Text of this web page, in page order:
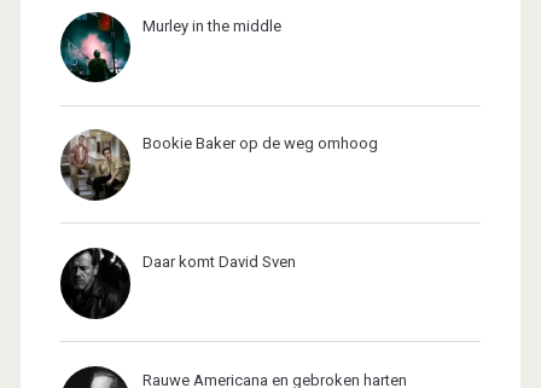
Murley in the middle
Bookie Baker op de weg omhoog
Daar komt David Sven
Rauwe Americana en gebroken harten